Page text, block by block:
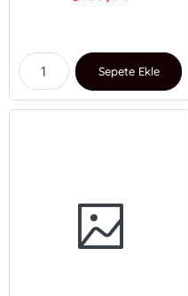
Sepete Ekle